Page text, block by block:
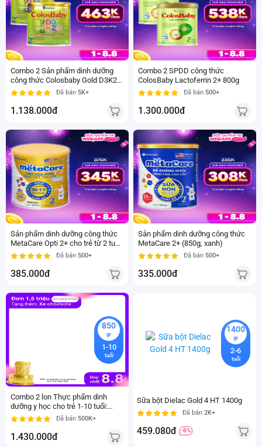
800
gr
Trên 2
Combo 2 Sản phẩm dinh dưỡng
công thức Colosbaby Gold D3K2
2+ 800g - S
Đã bán 5K+
1.138.000đ
800gt
từ 2
Combo 2 SPDD công thức
ColosBaby Lactoferrin 2+ 800g
Đã bán 500+
1.300.000đ
Sản phẩm dinh dưỡng công thức
MetaCare Opti 2+ cho trẻ từ 2 tuổi
(850g, vàng)
Đã bán 500+
385.000đ
Sản phẩm dinh dưỡng công thức
MetaCare 2+ (850g, xanh)
Đã bán 500+
335.000đ
850
gr
1-10
tuổi
Combo 2 lon Thực phẩm dinh
dưỡng y học cho trẻ 1-10 tuổi:
Pediasure vani 850g
Đã bán 500K+
1.430.000đ
1400
gr
2-6
tuổi
Sữa bột Dielac Gold 4 HT 1400g
Đã bán 2K+
459.080đ -8%